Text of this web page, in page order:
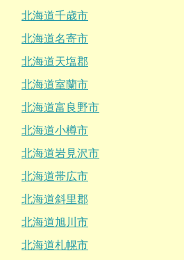
北海道千歳市
北海道名寄市
北海道天塩郡
北海道室蘭市
北海道富良野市
北海道小樽市
北海道岩見沢市
北海道帯広市
北海道斜里郡
北海道旭川市
北海道札幌市